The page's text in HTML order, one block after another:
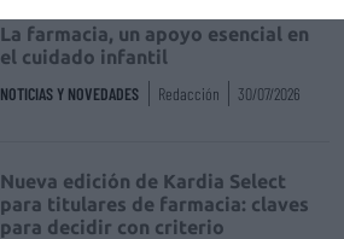
La farmacia, un apoyo esencial en
el cuidado infantil
NOTICIAS Y NOVEDADES Redacción 30/07/2026
Nueva edición de Kardia Select
para titulares de farmacia: claves
para decidir con criterio